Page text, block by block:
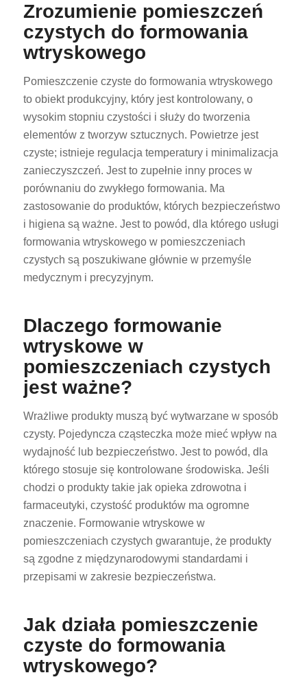
Zrozumienie pomieszczeń
czystych do formowania
wtryskowego
Pomieszczenie czyste do formowania wtryskowego
to obiekt produkcyjny, który jest kontrolowany, o
wysokim stopniu czystości i służy do tworzenia
elementów z tworzyw sztucznych. Powietrze jest
czyste; istnieje regulacja temperatury i minimalizacja
zanieczyszczeń. Jest to zupełnie inny proces w
porównaniu do zwykłego formowania. Ma
zastosowanie do produktów, których bezpieczeństwo
i higiena są ważne. Jest to powód, dla którego usługi
formowania wtryskowego w pomieszczeniach
czystych są poszukiwane głównie w przemyśle
medycznym i precyzyjnym.
Dlaczego formowanie
wtryskowe w
pomieszczeniach czystych
jest ważne?
Wrażliwe produkty muszą być wytwarzane w sposób
czysty. Pojedyncza cząsteczka może mieć wpływ na
wydajność lub bezpieczeństwo. Jest to powód, dla
którego stosuje się kontrolowane środowiska. Jeśli
chodzi o produkty takie jak opieka zdrowotna i
farmaceutyki, czystość produktów ma ogromne
znaczenie. Formowanie wtryskowe w
pomieszczeniach czystych gwarantuje, że produkty
są zgodne z międzynarodowymi standardami i
przepisami w zakresie bezpieczeństwa.
Jak działa pomieszczenie
czyste do formowania
wtryskowego?